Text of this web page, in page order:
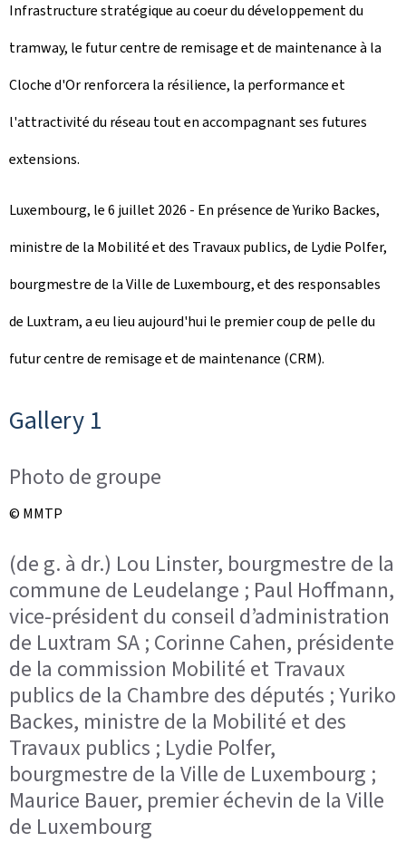
é
e
l
e
Infrastructure stratégique au coeur du développement du
tramway, le futur centre de remisage et de maintenance à la
Cloche d'Or renforcera la résilience, la performance et
l'attractivité du réseau tout en accompagnant ses futures
extensions.
Luxembourg, le 6 juillet 2026 - En présence de Yuriko Backes,
ministre de la Mobilité et des Travaux publics, de Lydie Polfer,
bourgmestre de la Ville de Luxembourg, et des responsables
de Luxtram, a eu lieu aujourd'hui le premier coup de pelle du
futur centre de remisage et de maintenance (CRM).
Gallery 1
Photo de groupe
© MMTP
(de g. à dr.) Lou Linster, bourgmestre de la
commune de Leudelange ; Paul Hoffmann,
vice-président du conseil d’administration
de Luxtram SA ; Corinne Cahen, présidente
de la commission Mobilité et Travaux
publics de la Chambre des députés ; Yuriko
Backes, ministre de la Mobilité et des
Travaux publics ; Lydie Polfer,
bourgmestre de la Ville de Luxembourg ;
Maurice Bauer, premier échevin de la Ville
de Luxembourg